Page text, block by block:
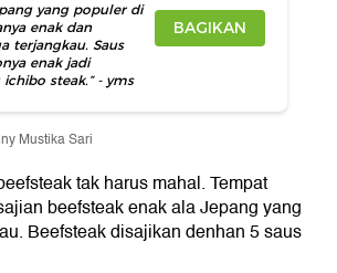
yang populer di
enak dan
terjangkau. Saus
enak jadi
steak.” - yms
BAGIKAN
Mustika Sari
tak harus mahal. Tempat
beefsteak enak ala Jepang yang
Beefsteak disajikan denhan 5 saus